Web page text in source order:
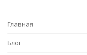
Главная
Блог